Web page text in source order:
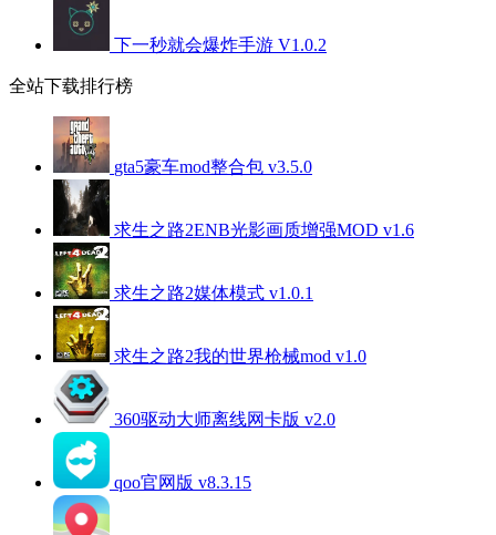
下一秒就会爆炸手游 V1.0.2
全站下载排行榜
gta5豪车mod整合包 v3.5.0
求生之路2ENB光影画质增强MOD v1.6
求生之路2媒体模式 v1.0.1
求生之路2我的世界枪械mod v1.0
360驱动大师离线网卡版 v2.0
qoo官网版 v8.3.15